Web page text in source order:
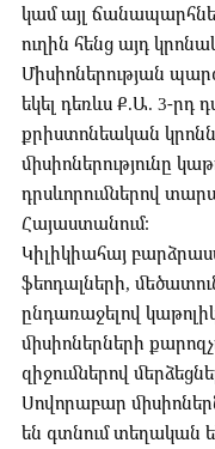
կամ այլ
ուղին հենց այդ
Միսիոներության
եկել դեռևս Ք.Ա. 3-րդ
քրիստոնեական
միսիոներությունը
դրսևորումներով
Հայաստանում։
Կիլիկիահայ
ֆեոդալների,
ընդառաջելով
միսիոներների
զիջումներով
Սովորաբար
են գտնում տեղական